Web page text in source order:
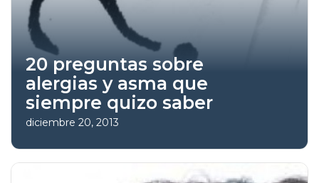
20 preguntas sobre
alergias y asma que
siempre quizo saber
diciembre 20, 2013